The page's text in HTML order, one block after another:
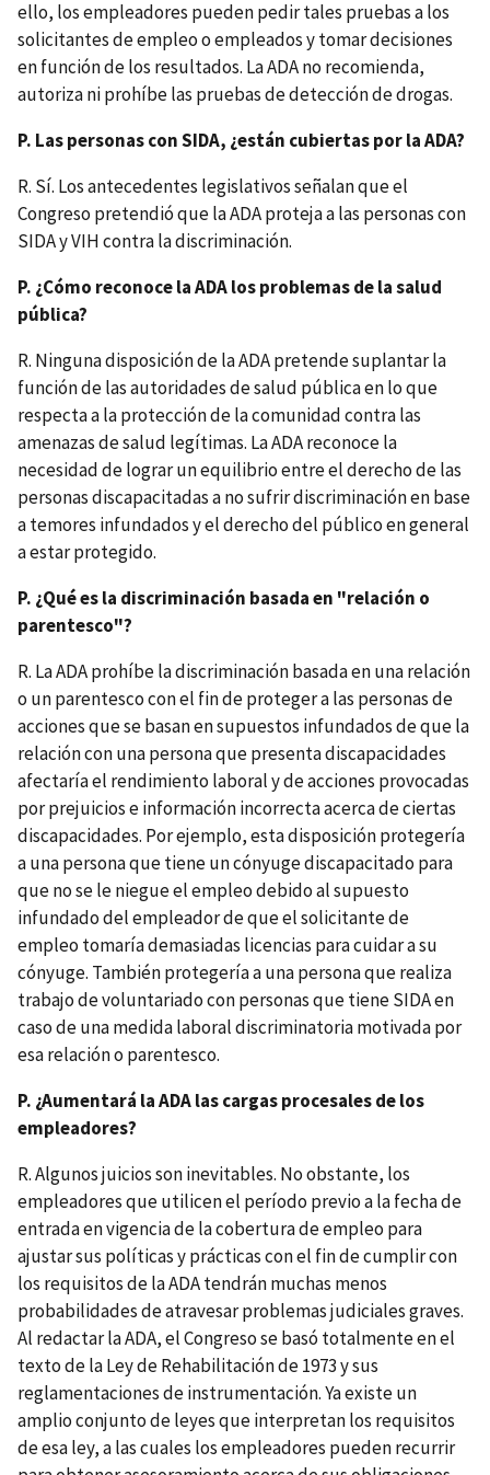
ello, los empleadores pueden pedir tales pruebas a los
solicitantes de empleo o empleados y tomar decisiones
en función de los resultados. La ADA no recomienda,
autoriza ni prohíbe las pruebas de detección de drogas.
P. Las personas con SIDA, ¿están cubiertas por la ADA?
R. Sí. Los antecedentes legislativos señalan que el
Congreso pretendió que la ADA proteja a las personas con
SIDA y VIH contra la discriminación.
P. ¿Cómo reconoce la ADA los problemas de la salud
pública?
R. Ninguna disposición de la ADA pretende suplantar la
función de las autoridades de salud pública en lo que
respecta a la protección de la comunidad contra las
amenazas de salud legítimas. La ADA reconoce la
necesidad de lograr un equilibrio entre el derecho de las
personas discapacitadas a no sufrir discriminación en base
a temores infundados y el derecho del público en general
a estar protegido.
P. ¿Qué es la discriminación basada en "relación o
parentesco"?
R. La ADA prohíbe la discriminación basada en una relación
o un parentesco con el fin de proteger a las personas de
acciones que se basan en supuestos infundados de que la
relación con una persona que presenta discapacidades
afectaría el rendimiento laboral y de acciones provocadas
por prejuicios e información incorrecta acerca de ciertas
discapacidades. Por ejemplo, esta disposición protegería
a una persona que tiene un cónyuge discapacitado para
que no se le niegue el empleo debido al supuesto
infundado del empleador de que el solicitante de
empleo tomaría demasiadas licencias para cuidar a su
cónyuge. También protegería a una persona que realiza
trabajo de voluntariado con personas que tiene SIDA en
caso de una medida laboral discriminatoria motivada por
esa relación o parentesco.
P. ¿Aumentará la ADA las cargas procesales de los
empleadores?
R. Algunos juicios son inevitables. No obstante, los
empleadores que utilicen el período previo a la fecha de
entrada en vigencia de la cobertura de empleo para
ajustar sus políticas y prácticas con el fin de cumplir con
los requisitos de la ADA tendrán muchas menos
probabilidades de atravesar problemas judiciales graves.
Al redactar la ADA, el Congreso se basó totalmente en el
texto de la Ley de Rehabilitación de 1973 y sus
reglamentaciones de instrumentación. Ya existe un
amplio conjunto de leyes que interpretan los requisitos
de esa ley, a las cuales los empleadores pueden recurrir